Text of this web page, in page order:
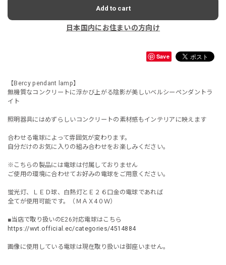
Add to cart
日本国内にお住まいの方向け
Save
【Bercy pendant lamp】
無機質なコンクリートに浮かび上がる陰影が美しいベルシーペンダントラ
イト
照明器具にはめずらしいコンクリートの素材感もインテリアに映えます
合わせる電球によって雰囲気が変わります。
自分だけのお気に入りの組み合わせをお楽しみください。
※こちらの製品には電球は付属しておりません
ご使用の環境に合わせてお好みの電球をご用意ください。
蛍光灯、ＬＥＤ球、白熱灯とＥ２６口金の電球であれば
全てが使用可能です。（ＭＡＸ4０Ｗ）
■当店で取り扱いのE26対応電球はこちら
https://wvt.official.ec/categories/4514884
画像に使用している電球は現在取り扱いは御座いません。